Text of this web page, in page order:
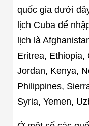
quốc gia dưới
lịch Cuba để
lịch là
Eritrea, Ethiopia,
Jordan, Kenya,
Philippines,
Syria, Yemen,